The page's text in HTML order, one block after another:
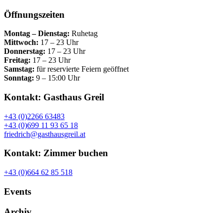
Öffnungszeiten
Montag – Dienstag: Ruhetag
Mittwoch: 17 – 23 Uhr
Donnerstag: 17 – 23 Uhr
Freitag: 17 – 23 Uhr
Samstag: für reservierte Feiern geöffnet
Sonntag: 9 – 15:00 Uhr
Kontakt: Gasthaus Greil
+43 (0)2266 63483
+43 (0)699 11 93 65 18
friedrich@gasthausgreil.at
Kontakt: Zimmer buchen
+43 (0)664 62 85 518
Events